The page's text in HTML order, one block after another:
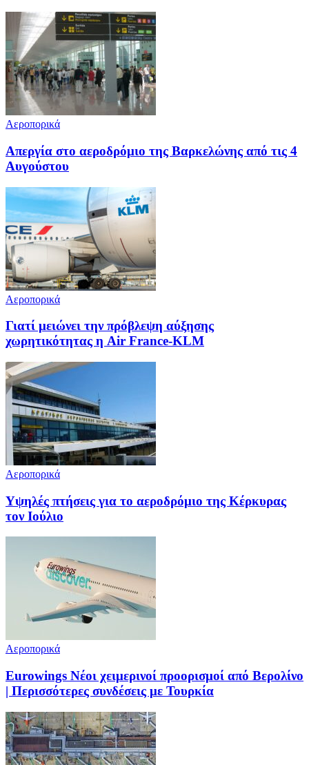
Αεροπορικά
Απεργία στο αεροδρόμιο της Βαρκελώνης από τις 4
Αυγούστου
Αεροπορικά
Γιατί μειώνει την πρόβλεψη αύξησης
χωρητικότητας η Air France-KLM
Αεροπορικά
Υψηλές πτήσεις για το αεροδρόμιο της Κέρκυρας
τον Ιούλιο
Αεροπορικά
Eurowings Νέοι χειμερινοί προορισμοί από Βερολίνο
| Περισσότερες συνδέσεις με Τουρκία